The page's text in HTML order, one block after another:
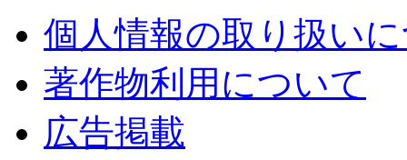
個人情報の取り扱い
著作物利用について
広告掲載